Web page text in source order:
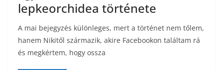
lepkeorchidea története
A mai bejegyzés különleges, mert a történet nem tőlem,
hanem Nikitől származik, akire Facebookon találtam rá
és megkértem, hogy ossza